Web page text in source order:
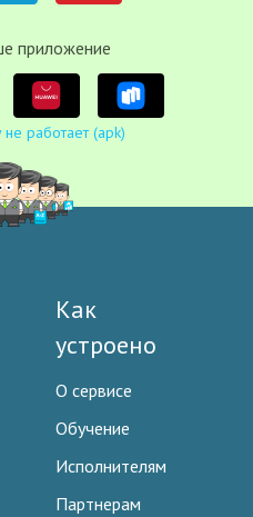
приложение
работает (apk)
Как
устроено
О сервисе
Обучение
Исполнителям
Партнерам